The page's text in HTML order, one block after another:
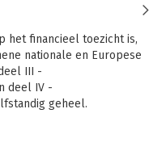
het financieel toezicht is,
nationale en Europese
III -
deel IV -
geheel.